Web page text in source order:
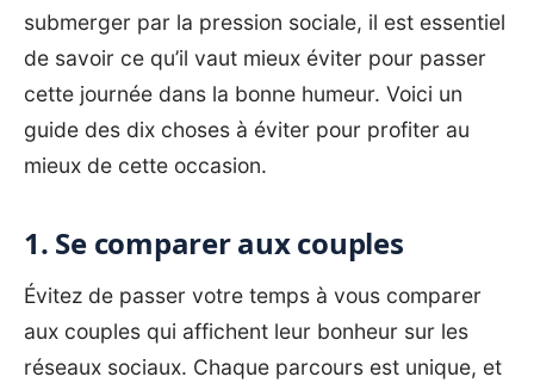
submerger par la pression sociale, il est essentiel
de savoir ce qu’il vaut mieux éviter pour passer
cette journée dans la bonne humeur. Voici un
guide des dix choses à éviter pour profiter au
mieux de cette occasion.
1. Se comparer aux couples
Évitez de passer votre temps à vous comparer
aux couples qui affichent leur bonheur sur les
réseaux sociaux. Chaque parcours est unique, et